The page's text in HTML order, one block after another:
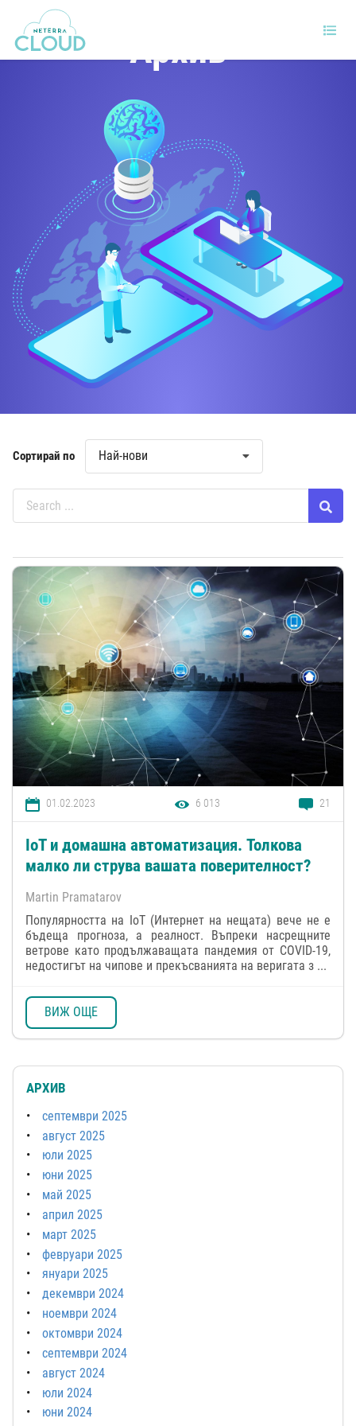
Архив
Сортирай по Най-нови
01.02.2023 6 013 21
IoT и домашна автоматизация. Толкова
малко ли струва вашата поверителност?
Martin Pramatarov
Популярността на IoT (Интернет на нещата) вече не е
бъдеща прогноза, а реалност. Въпреки насрещните
ветрове като продължаващата пандемия от COVID-19,
недостигът на чипове и прекъсванията на веригата з ...
ВИЖ ОЩЕ
АРХИВ
септември 2025
август 2025
юли 2025
юни 2025
май 2025
април 2025
март 2025
февруари 2025
януари 2025
декември 2024
ноември 2024
октомври 2024
септември 2024
август 2024
юли 2024
юни 2024